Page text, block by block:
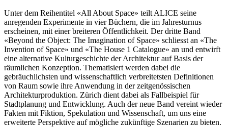
Unter dem Reihentitel «All About Space» teilt ALICE seine
anregenden Experimente in vier Büchern, die im Jahresturnus
erscheinen, mit einer breiteren Öffentlichkeit. Der dritte Band
«Beyond the Object: The Imagination of Space» schliesst an «The
Invention of Space» und «The House 1 Catalogue» an und entwirft
eine alternative Kulturgeschichte der Architektur auf Basis der
räumlichen Konzeption. Thematisiert werden dabei die
gebräuchlichsten und wissenschaftlich verbreitetsten Definitionen
von Raum sowie ihre Anwendung in der zeitgenössischen
Architekturproduktion. Zürich dient dabei als Fallbeispiel für
Stadtplanung und Entwicklung. Auch der neue Band vereint wieder
Fakten mit Fiktion, Spekulation und Wissenschaft, um uns eine
erweiterte Perspektive auf mögliche zukünftige Szenarien zu bieten.